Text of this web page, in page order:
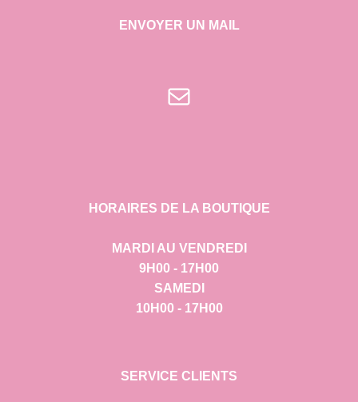
ENVOYER UN MAIL
E-mail
HORAIRES DE LA BOUTIQUE
MARDI AU VENDREDI
9H00 - 17H00
SAMEDI
10H00 - 17H00
SERVICE CLIENTS